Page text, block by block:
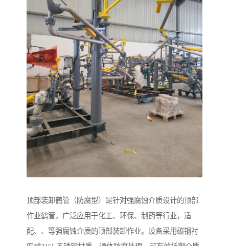
顶部装卸鹤管（防腐型）是针对强腐蚀介质设计的顶部
作业鹤管，广泛应用于化工、环保、制药等行业，适
配、、等强腐蚀介质的顶部装卸作业。设备采用碳钢衬